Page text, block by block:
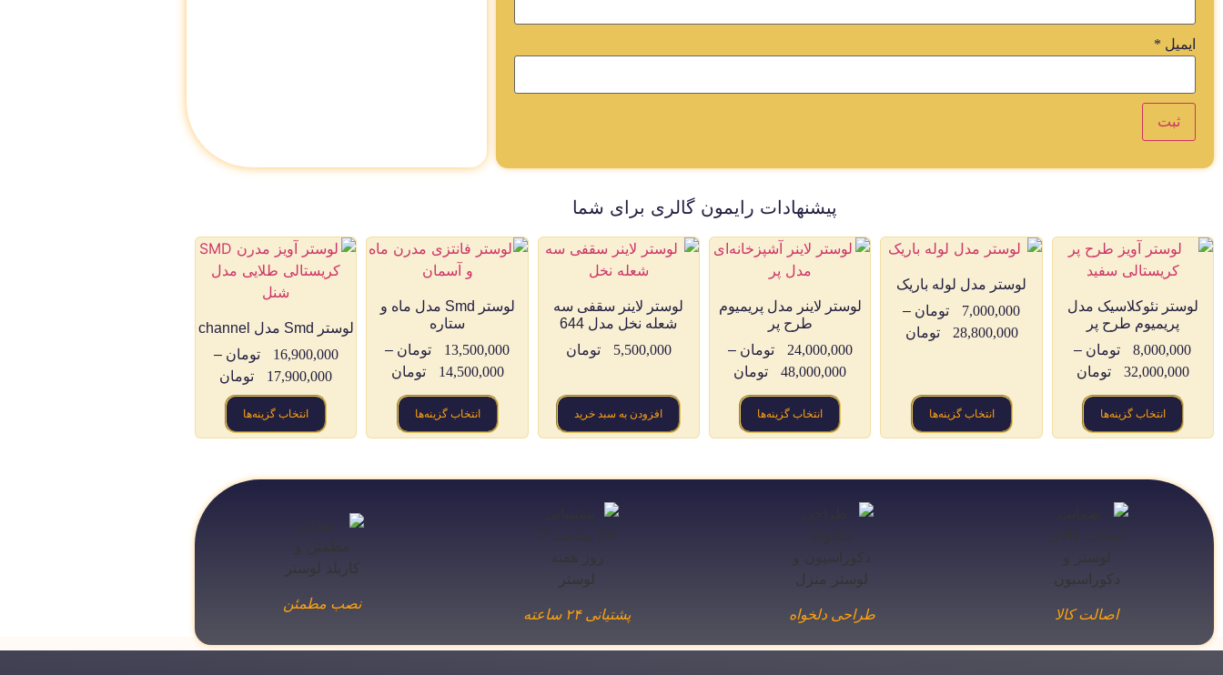
ایمیل *
پیشنهادات رایمون گالری برای شما
لوستر نئوکلاسیک مدل
پریمیوم طرح پر
8,000,000
تومان –
32,000,000
تومان
انتخاب گزینه‌ها
لوستر مدل لوله باریک
7,000,000
تومان –
28,800,000
تومان
انتخاب گزینه‌ها
لوستر لاینر مدل پریمیوم
طرح پر
24,000,000
تومان –
48,000,000
تومان
انتخاب گزینه‌ها
لوستر لاینر سقفی سه
شعله نخل مدل 644
5,500,000
تومان
افزودن به سبد خرید
لوستر Smd مدل ماه و
ستاره
13,500,000
تومان –
14,500,000
تومان
انتخاب گزینه‌ها
لوستر Smd مدل channel
16,900,000
تومان –
17,900,000
تومان
انتخاب گزینه‌ها
اصالت کالا طراحی دلخواه پشتیانی ۲۴ ساعته
نصب مطمئن